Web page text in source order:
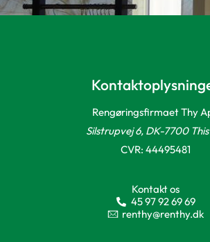
Rengøringsfirmaet Thy
Silstrupvej 6, DK-7700
CVR: 44495481
Kontakt os
45 97 92 69 69
renthy@renthy.dk